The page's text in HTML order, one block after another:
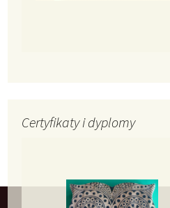
Certyfikaty i dyplomy